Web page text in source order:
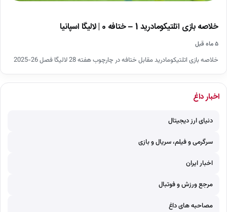
خلاصه بازی اتلتیکومادرید 1 – ختافه 0 | لالیگا اسپانیا
۵ ماه قبل
خلاصه بازی اتلتیکومادرید مقابل ختافه در چارچوب هفته 28 لالیگا فصل 26-2025
اخبار داغ
دنیای ارز دیجیتال
سرگرمی و فیلم، سریال و بازی
اخبار ایران
مرجع ورزش و فوتبال
مصاحبه های داغ